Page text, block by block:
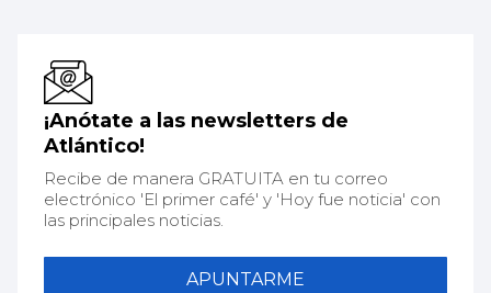
¡Anótate a las newsletters de
Atlántico!
Recibe de manera GRATUITA en tu correo
electrónico 'El primer café' y 'Hoy fue noticia' con
las principales noticias.
APUNTARME